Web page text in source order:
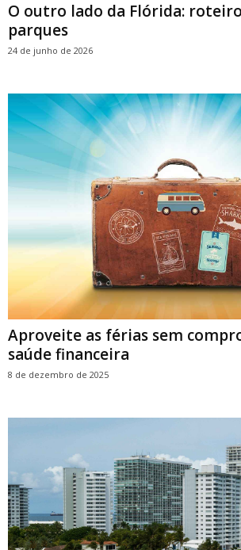
O outro lado da Flórida:
parques
24 de junho de 2026
Aproveite as férias sem
saúde financeira
8 de dezembro de 2025